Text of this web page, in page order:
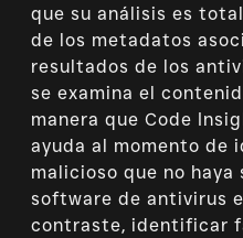
que su análisis es
de los metadatos
resultados de los
se examina el
manera que Code
ayuda al momento de
malicioso que no
software de antivirus
contraste, identificar